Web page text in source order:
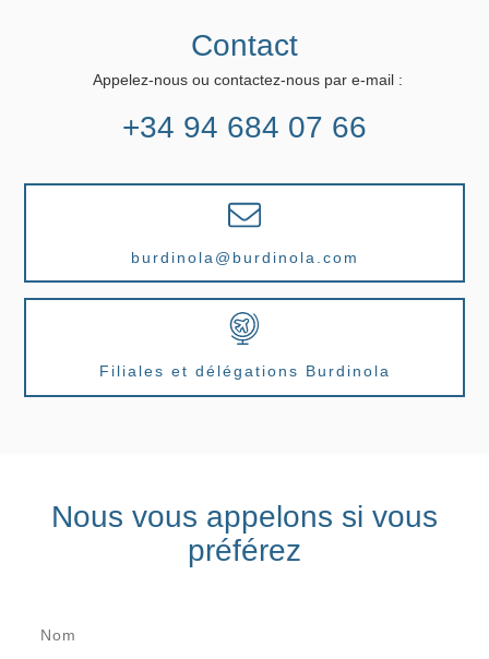
Contact
Appelez-nous ou contactez-nous par e-mail :
+34 94 684 07 66
burdinola@burdinola.com
Filiales et délégations Burdinola
Nous vous appelons si vous
préférez